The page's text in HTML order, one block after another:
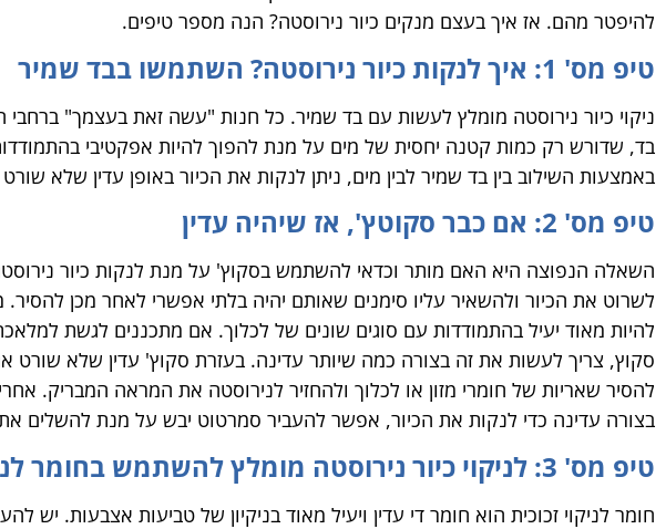
להיפטר מהם. אז איך בעצם מנקים כיור נירוסטה? הנה מספר טיפים.
טיפ מס' 1: איך לנקות כיור נירוסטה? השתמשו בבד שמיר
ניקוי כיור נירוסטה מומלץ לעשות עם בד שמיר. כל חנות "עשה זאת בעצמך"
בד, שדורש רק כמות קטנה יחסית של מים על מנת להפוך להיות אפקטיבי
באמצעות השילוב בין בד שמיר לבין מים, ניתן לנקות את הכיור באופן עדין שלא
טיפ מס' 2: אם כבר סקוטץ', אז שיהיה עדין
השאלה הנפוצה היא האם מותר וכדאי להשתמש בסקוץ' על מנת לנקות כיור
לשרוט את הכיור ולהשאיר עליו סימנים שאותם יהיה בלתי אפשרי לאחר מכן להסיר.
להיות מאוד יעיל בהתמודדות עם סוגים שונים של לכלוך. אם מתכננים לגשת למלאכת
סקוץ, צריך לעשות את זה בצורה כמה שיותר עדינה. בעזרת סקוץ' עדין שלא שורט
להסיר שאריות של חומרי מזון או לכלוך ולהחזיר לנירוסטה את המראה המבריק.
בצורה עדינה כדי לנקות את הכיור, אפשר להעביר סמרטוט יבש על מנת להשלים
טיפ מס' 3: לניקוי כיור נירוסטה מומלץ להשתמש בחומר לניקוי זכוכית
חומר לניקוי זכוכית הוא חומר די עדין ויעיל מאוד בניקיון של טביעות אצבעות. יש